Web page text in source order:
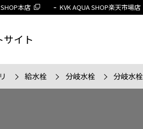
サイト
販売終了品を除く
本店 KVK AQUA SHOP楽天市場店
給水栓 分岐水栓 分岐水栓